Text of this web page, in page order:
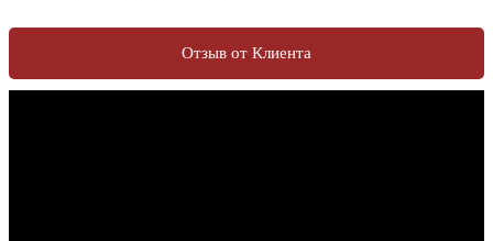
Отзыв от Клиента